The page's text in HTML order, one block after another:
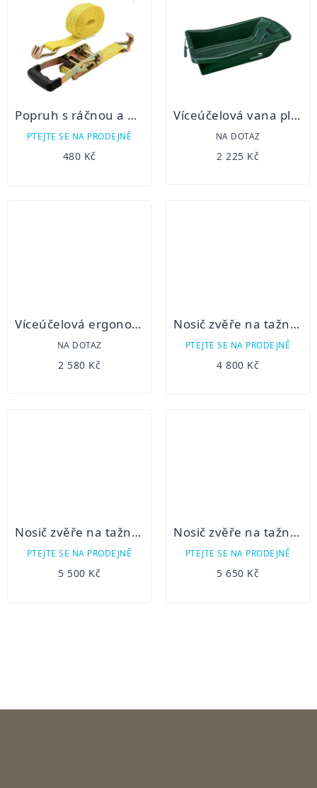
Popruh s ráčnou a háky 5t 6m TÜV/GS
PTEJTE SE NA PRODEJNĚ
480 Kč
Víceúčelová vana plastová -Parforce
NA DOTAZ
2 225 Kč
Víceúčelová ergonomická vana WEGU-GFT
NA DOTAZ
2 580 Kč
Nosič zvěře na tažné zařízení sklopný- uchycení na šroubový držák
PTEJTE SE NA PRODEJNĚ
4 800 Kč
Nosič zvěře na tažné zařízení -4 polohy
PTEJTE SE NA PRODEJNĚ
5 500 Kč
Nosič zvěře na tažné zařízení -uchycení pákou
PTEJTE SE NA PRODEJNĚ
5 650 Kč